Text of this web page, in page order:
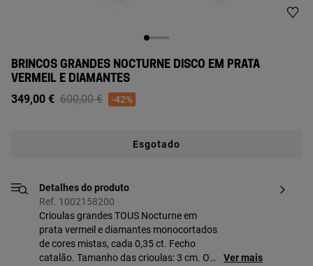
BRINCOS GRANDES NOCTURNE DISCO EM PRATA
VERMEIL E DIAMANTES
349,00 € Price reduced from
600,00 €to-42%
Esgotado
Detalhes do produto
Ref. 1002158200
Crioulas grandes TOUS Nocturne em
prata vermeil e diamantes monocortados
de cores mistas, cada 0,35 ct. Fecho
catalão. Tamanho das crioulas: 3 cm. O
Ver mais